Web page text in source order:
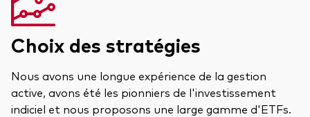
Choix des stratégies
Nous avons une longue expérience de la gestion
active, avons été les pionniers de l'investissement
indiciel et nous proposons une large gamme d'ETFs.